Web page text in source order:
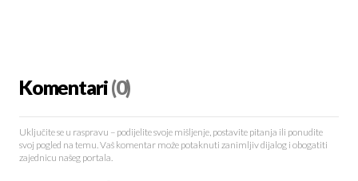
Komentari(0)
Uključite se u raspravu – podijelite svoje mišljenje, postavite pitanja ili ponudite
svoj pogled na temu. Vaš komentar može potaknuti zanimljiv dijalog i obogatiti
zajednicu našeg portala.